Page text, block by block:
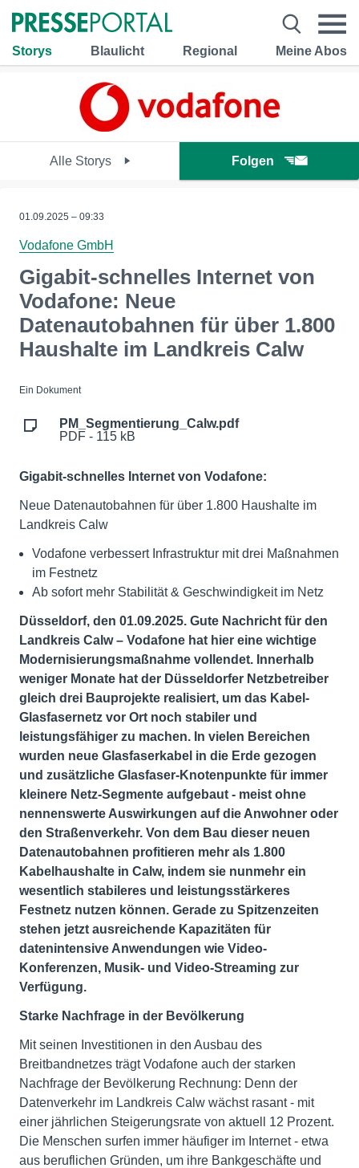
Storys Blaulicht Regional Meine Abos
Alle Storys Folgen
01.09.2025 – 09:33
Vodafone GmbH
Gigabit-schnelles Internet von
Vodafone: Neue
Datenautobahnen für über 1.800
Haushalte im Landkreis Calw
Ein Dokument
PM_Segmentierung_Calw.pdf
PDF - 115 kB
Gigabit-schnelles Internet von Vodafone:
Neue Datenautobahnen für über 1.800 Haushalte im
Landkreis Calw
Vodafone verbessert Infrastruktur mit drei Maßnahmen
im Festnetz
Ab sofort mehr Stabilität & Geschwindigkeit im Netz
Düsseldorf, den 01.09.2025. Gute Nachricht für den
Landkreis Calw – Vodafone hat hier eine wichtige
Modernisierungsmaßnahme vollendet. Innerhalb
weniger Monate hat der Düsseldorfer Netzbetreiber
gleich drei Bauprojekte realisiert, um das Kabel-
Glasfasernetz vor Ort noch stabiler und
leistungsfähiger zu machen. In vielen Bereichen
wurden neue Glasfaserkabel in die Erde gezogen
und zusätzliche Glasfaser-Knotenpunkte für immer
kleinere Netz-Segmente aufgebaut - meist ohne
nennenswerte Auswirkungen auf die Anwohner oder
den Straßenverkehr. Von dem Bau dieser neuen
Datenautobahnen profitieren mehr als 1.800
Kabelhaushalte in Calw, indem sie nunmehr ein
wesentlich stabileres und leistungsstärkeres
Festnetz nutzen können. Gerade zu Spitzenzeiten
stehen jetzt ausreichende Kapazitäten für
datenintensive Anwendungen wie Video-
Konferenzen, Musik- und Video-Streaming zur
Verfügung.
Starke Nachfrage in der Bevölkerung
Mit seinen Investitionen in den Ausbau des
Breitbandnetzes trägt Vodafone auch der starken
Nachfrage der Bevölkerung Rechnung: Denn der
Datenverkehr im Landkreis Calw wächst rasant - mit
einer jährlichen Steigerungsrate von aktuell 12 Prozent.
Die Menschen surfen immer häufiger im Internet - etwa
aus beruflichen Gründen, um ihre Bankgeschäfte und